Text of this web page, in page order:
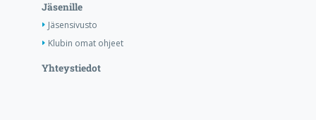
Jäsenille
Jäsensivusto
Klubin omat ohjeet
Yhteystiedot